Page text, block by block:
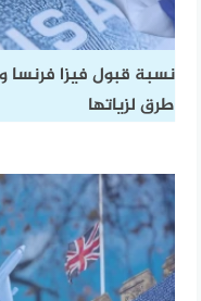
طرق لزياتها